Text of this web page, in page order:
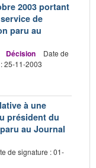
2003 portant
de
paru au
Décision
Date de
25-11-2003
à une
président du
au Journal
de signature : 01-